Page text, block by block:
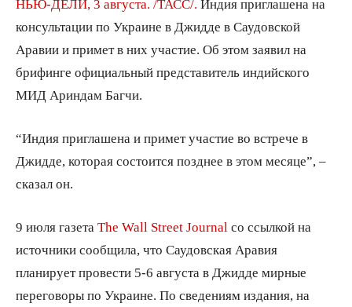
НЬЮ-ДЕЛИ, 3 августа. /ТАСС/. Индия приглашена на
консультации по Украине в Джидде в Саудовской
Аравии и примет в них участие. Об этом заявил на
брифинге официальный представитель индийского
МИД Ариндам Багчи.
“Индия приглашена и примет участие во встрече в
Джидде, которая состоится позднее в этом месяце”, –
сказал он.
9 июля газета The Wall Street Journal со ссылкой на
источники сообщила, что Саудовская Аравия
планирует провести 5-6 августа в Джидде мирные
переговоры по Украине. По сведениям издания, на